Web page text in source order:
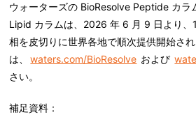
ウォーターズの BioResolve Peptide カラ
Lipid カラムは、2026 年 6 月 9 日より
相を皮切りに世界各地で順次提供開始さ
は、
waters.com/BioResolve および
さい。
補足資料：